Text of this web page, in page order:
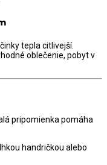
tepla citlivejší.
oblečenie, pobyt v
pripomienka pomáha
handričkou alebo